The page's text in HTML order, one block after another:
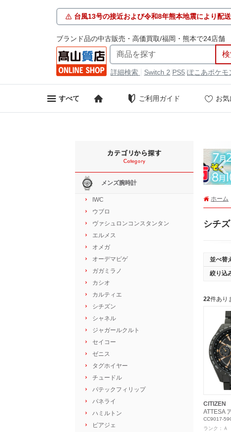
台風13号の接近および令和8年熊本地震により配
ブランド品の中古販売・高価買取/福岡・熊本で24店舗
詳細検索 Switch 2 PS5 ぽこあポケモ
すべて ご利用ガイド お気
ホーム
シチ
並べ替
絞り込
22件あり
CITIZEN
ATTESA
CC9017-
ランク：
メンズ腕時計
IWC
ウブロ
ヴァシュロンコンスタンタン
エルメス
オメガ
オーデマピゲ
ガガミラノ
カシオ
カルティエ
シチズン
シャネル
ジャガールクルト
セイコー
ゼニス
タグホイヤー
チュードル
パテックフィリップ
パネライ
ハミルトン
ピアジェ